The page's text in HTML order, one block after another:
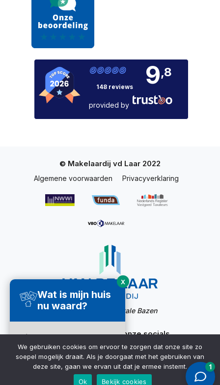
Wat is mijn huis
nu waard?
Direct een
waardecheck
ontvangen ➜
X
148 reviews 9,8
provided by
© Makelaardij vd Laar 2022
Algemene voorwaarden Privacyverklaring
Website door: Digitale Bazen
Ook bereikbaar via onze socials
We gebruiken cookies om ervoor te zorgen dat onze site zo
soepel mogelijk draait. Als je doorgaat met het gebruiken van
deze site, gaan we ervan uit dat je ermee instemt.
Ok
Bekijk cookies